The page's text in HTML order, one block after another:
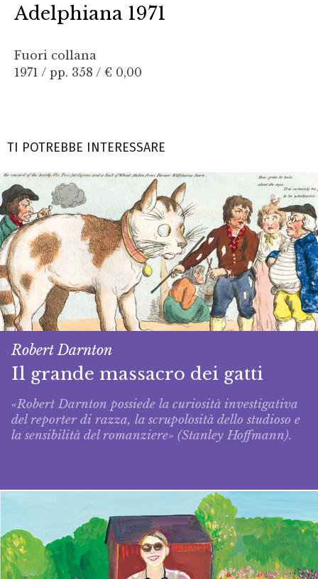
Adelphiana 1971
Fuori collana
1971 / pp. 358 / € 0,00
TI POTREBBE INTERESSARE
Robert Darnton
Il grande massacro dei gatti
«Robert Darnton possiede la curiosità investigativa
del reporter di razza, la scrupolosità dello studioso e
la sensibilità del romanziere» (Stanley Hoffmann).